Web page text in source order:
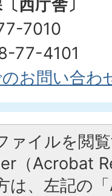
西庁舎〕
7010
77-4101
お問い合わ
ァイルを閲
（Acrobat
は、左記の